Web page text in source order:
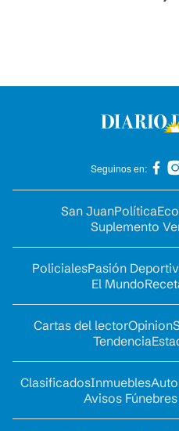
Seguinos en:
San JuanPolítica
Suplemento
PolicialesPasión
El Mundo
Cartas del lectorOpinion
Tendencia
ClasificadosInmuebles
Avisos